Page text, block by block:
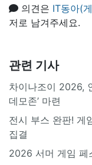
의견은 IT동아(
저로 남겨주세요.
관련 기사
차이나조이 2026,
데모존’ 마련
전시 부스 완판! 게
집결
2026 서머 게임 페